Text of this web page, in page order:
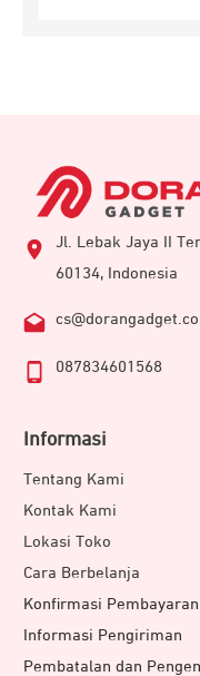
Jl. Lebak Jaya II
60134, Indonesia
087834601568
Informasi
Tentang Kami
Kontak Kami
Lokasi Toko
Cara Berbelanja
Konfirmasi Pembayaran
Informasi Pengiriman
Pembatalan dan